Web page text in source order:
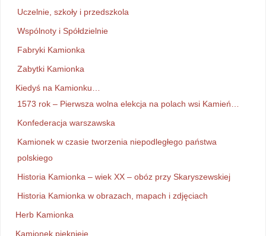
Uczelnie, szkoły i przedszkola
Wspólnoty i Spółdzielnie
Fabryki Kamionka
Zabytki Kamionka
Kiedyś na Kamionku…
1573 rok – Pierwsza wolna elekcja na polach wsi Kamień…
Konfederacja warszawska
Kamionek w czasie tworzenia niepodległego państwa
polskiego
Historia Kamionka – wiek XX – obóz przy Skaryszewskiej
Historia Kamionka w obrazach, mapach i zdjęciach
Herb Kamionka
Kamionek pięknieje